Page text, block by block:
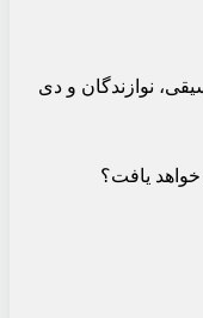
ساخت موسیقی، نوازندگان و دی
خواهد یافت؟